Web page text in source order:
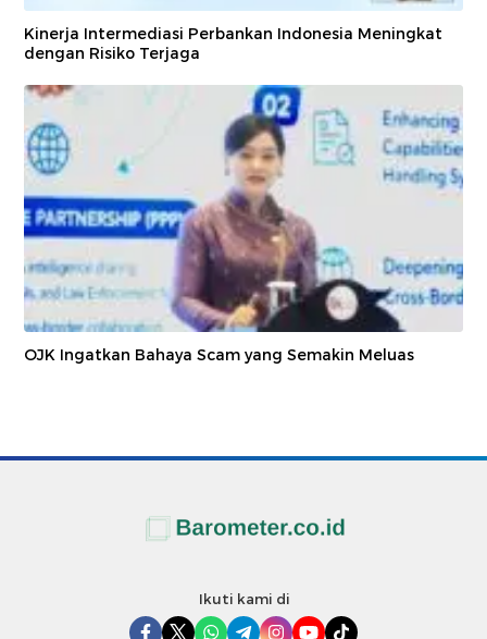
Kinerja Intermediasi Perbankan Indonesia Meningkat
dengan Risiko Terjaga
OJK Ingatkan Bahaya Scam yang Semakin Meluas
Ikuti kami di